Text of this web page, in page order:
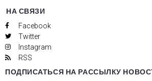
НА СВЯЗИ
Facebook
Twitter
Instagram
RSS
ПОДПИСАТЬСЯ НА РАССЫЛКУ